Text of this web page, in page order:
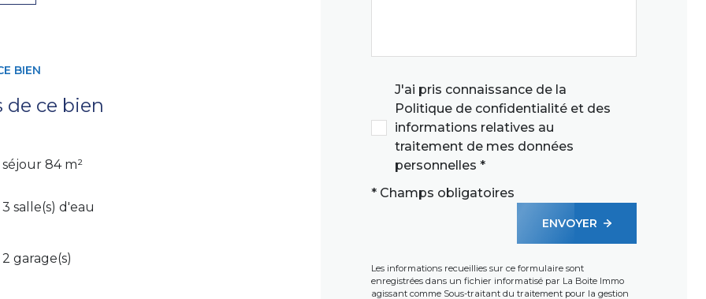
BIEN
de ce bien
séjour 84 m²
3 salle(s) d'eau
2 garage(s)
J'ai pris connaissance de la
Politique de confidentialité et des
informations relatives au
traitement de mes données
personnelles *
* Champs obligatoires
ENVOYER
Les informations recueillies sur ce formulaire sont
enregistrées dans un fichier informatisé par La Boite Immo
agissant comme Sous-traitant du traitement pour la gestion